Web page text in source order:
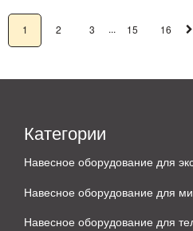
1 2 3 ... 15 16
Категории
Навесное оборудование для
Навесное оборудование для
Навесное оборудование для